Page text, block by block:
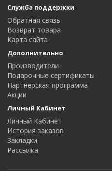
Служба поддержки
Обратная связь
Возврат товара
Карта сайта
Дополнительно
Производители
Подарочные сертификаты
Партнерская программа
Акции
Личный Кабинет
Личный Кабинет
История заказов
Закладки
Рассылка